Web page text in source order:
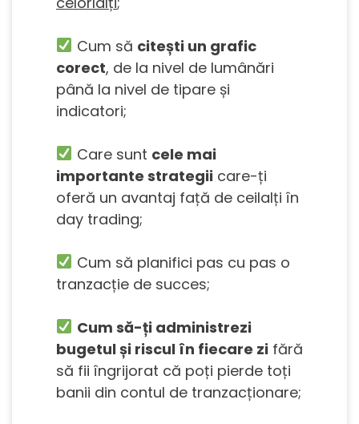
Cum să citești un grafic
corect, de la nivel de lumânări
până la nivel de tipare și
indicatori;
Care sunt cele mai
importante strategii care-ți
oferă un avantaj față de ceilalți în
day trading;
Cum să planifici pas cu pas o
tranzacție de succes;
Cum să-ți administrezi
bugetul și riscul în fiecare zi fără
să fii îngrijorat că poți pierde toți
banii din contul de tranzacționare;